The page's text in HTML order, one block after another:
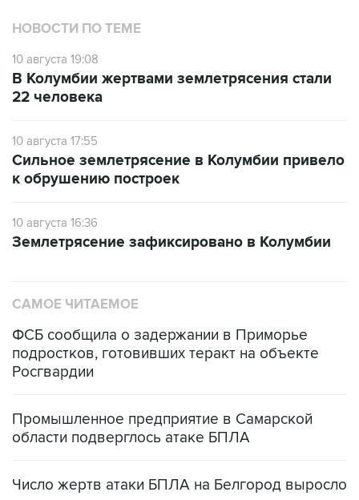
НОВОСТИ ПО ТЕМЕ
10 августа 19:08
В Колумбии жертвами землетрясения стали
22 человека
10 августа 17:55
Сильное землетрясение в Колумбии привело
к обрушению построек
10 августа 16:36
Землетрясение зафиксировано в Колумбии
САМОЕ ЧИТАЕМОЕ
ФСБ сообщила о задержании в Приморье
подростков, готовивших теракт на объекте
Росгвардии
Промышленное предприятие в Самарской
области подверглось атаке БПЛА
Число жертв атаки БПЛА на Белгород выросло